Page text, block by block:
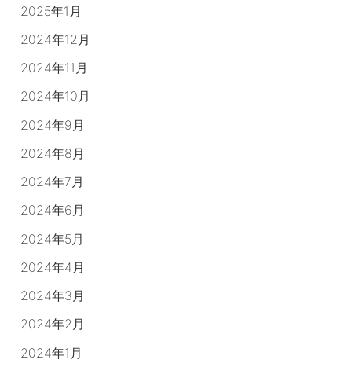
2025年1月
2024年12月
2024年11月
2024年10月
2024年9月
2024年8月
2024年7月
2024年6月
2024年5月
2024年4月
2024年3月
2024年2月
2024年1月